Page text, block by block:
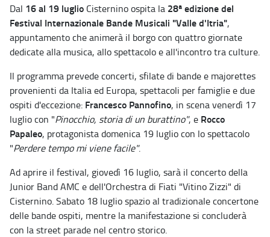
Dal 16 al 19 luglio Cisternino ospita la 28ª edizione del
Festival Internazionale Bande Musicali "Valle d'Itria",
appuntamento che animerà il borgo con quattro giornate
dedicate alla musica, allo spettacolo e all'incontro tra culture.
Il programma prevede concerti, sfilate di bande e majorettes
provenienti da Italia ed Europa, spettacoli per famiglie e due
ospiti d'eccezione: Francesco Pannofino, in scena venerdì 17
luglio con "Pinocchio, storia di un burattino", e Rocco
Papaleo, protagonista domenica 19 luglio con lo spettacolo
"Perdere tempo mi viene facile".
Ad aprire il festival, giovedì 16 luglio, sarà il concerto della
Junior Band AMC e dell'Orchestra di Fiati "Vitino Zizzi" di
Cisternino. Sabato 18 luglio spazio al tradizionale concertone
delle bande ospiti, mentre la manifestazione si concluderà
con la street parade nel centro storico.